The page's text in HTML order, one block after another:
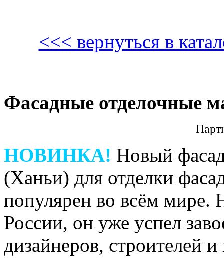
<<< вернуться в
Фасадные отделочные
НОВИНКА! Новый
(Ханьи) для отделки
популярен во всём мире.
России, он уже успел
дизайнеров, строителей